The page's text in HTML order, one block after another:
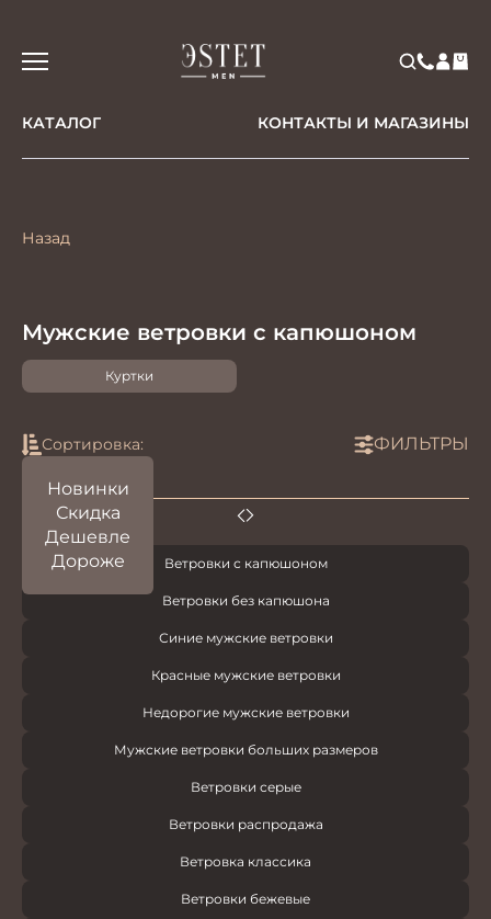
КАТАЛОГ КОНТАКТЫ И МАГАЗИНЫ
Назад
Мужские ветровки с капюшоном
Куртки
Сортировка:
Новинки
Скидка
Дешевле
Дороже
ФИЛЬТРЫ
Ветровки с капюшоном
Ветровки без капюшона
Синие мужские ветровки
Красные мужские ветровки
Недорогие мужские ветровки
Мужские ветровки больших размеров
Ветровки серые
Ветровки распродажа
Ветровка классика
Ветровки бежевые